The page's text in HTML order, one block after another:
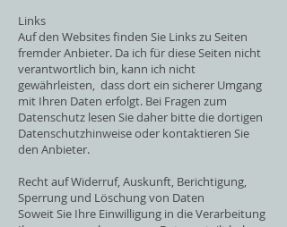
Links
Auf den Websites finden Sie Links zu Seiten
fremder Anbieter. Da ich für diese Seiten nicht
verantwortlich bin, kann ich nicht
gewährleisten, dass dort ein sicherer Umgang
mit Ihren Daten erfolgt. Bei Fragen zum
Datenschutz lesen Sie daher bitte die dortigen
Datenschutzhinweise oder kontaktieren Sie
den Anbieter.
Recht auf Widerruf, Auskunft, Berichtigung,
Sperrung und Löschung von Daten
Soweit Sie Ihre Einwilligung in die Verarbeitung